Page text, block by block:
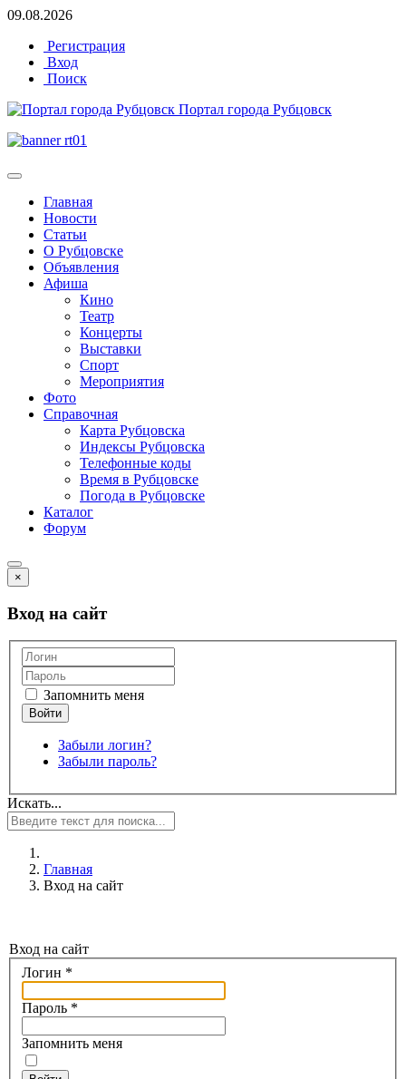
09.08.2026
Регистрация
Вход
Поиск
Портал города Рубцовск
Главная
Новости
Статьи
О Рубцовске
Объявления
Афиша
Кино
Театр
Концерты
Выставки
Спорт
Мероприятия
Фото
Справочная
Карта Рубцовска
Индексы Рубцовска
Телефонные коды
Время в Рубцовске
Погода в Рубцовске
Каталог
Форум
×
Вход на сайт
Запомнить меня
Забыли логин?
Забыли пароль?
Искать...
Главная
Вход на сайт
Вход на сайт
Логин *
Пароль *
Запомнить меня